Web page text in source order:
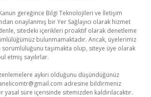
Kanun gereğince Bilgi Teknolojileri ve İletişim
onaylanmış bir Yer Sağlayıcı olarak hizmet
sitedeki içerikleri proaktif olarak denetleme
bulunmamaktadır. Ancak, üyelerimiz
sorumluluğunu taşımakta olup, siteye üye olarak
etmiş sayılırlar.
aykırı olduğunu düşündüğünüz
adresine bildirmeniz
yasal süre içerisinde sitemizden kaldırılacaktır.